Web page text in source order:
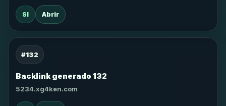
SI Abrir
#132
Backlink generado 132
5234.xg4ken.com